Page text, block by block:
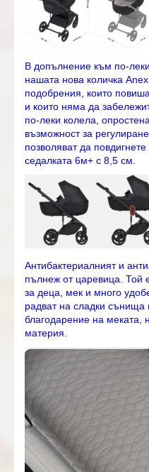
В допълнение към по-
нашата нова количка
подобрения, които
и които няма да
по-леки колела,
възможност за
позволяват да
седалката 6м+ с 8,5 см.
Антибактериалният и
пълнеж от царевица. Той
за деца, мек и много
радват на сладки сънища
благодарение на меката,
материя.